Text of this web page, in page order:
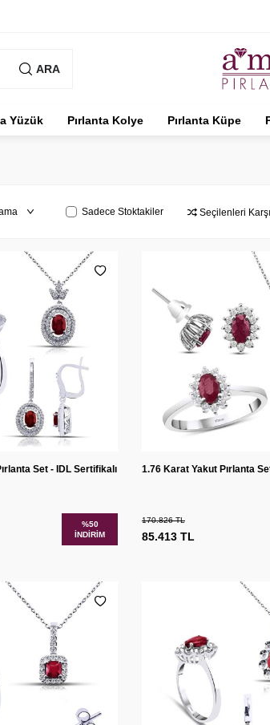
ARA
Yüzük Pırlanta Kolye Pırlanta Küpe
Sadece Stoktakiler Seçilenleri
Karşılaştır
Set - IDL Sertifikalı
%50
İNDIRIM
Ekle
1.76 Karat Yakut Pırlanta
170.826TL
85.413 TL